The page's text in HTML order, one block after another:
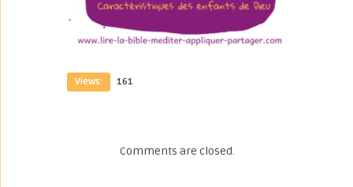
Views: 161
Comments are closed.